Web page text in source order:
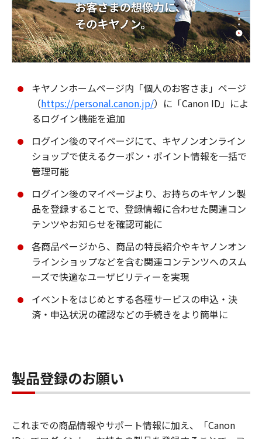
キヤノンホームページ内「個人のお客さま」ページ
（https://personal.canon.jp/）に「Canon ID」によ
るログイン機能を追加
ログイン後のマイページにて、キヤノンオンライン
ショップで使えるクーポン・ポイント情報を一括で
管理可能
ログイン後のマイページより、お持ちのキヤノン製
品を登録することで、登録情報に合わせた関連コン
テンツやお知らせを確認可能に
各商品ページから、商品の特長紹介やキヤノンオン
ラインショップなどを含む関連コンテンツへのスム
ーズで快適なユーザビリティーを実現
イベントをはじめとする各種サービスの申込・決
済・申込状況の確認などの手続きをより簡単に
製品登録のお願い
これまでの商品情報やサポート情報に加え、「Canon